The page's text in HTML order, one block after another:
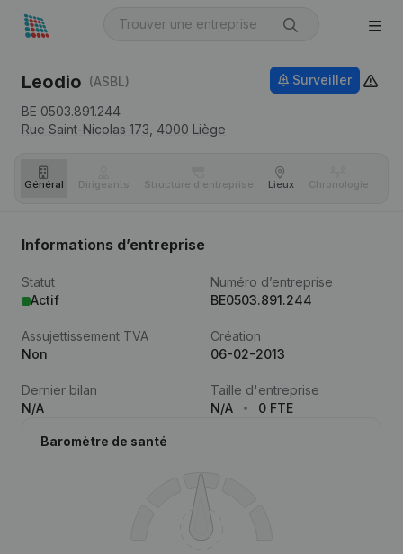
Leodio (ASBL)
BE 0503.891.244
Rue Saint-Nicolas 173, 4000 Liège
Surveiller
Général Dirigeants Structure d'entreprise Lieux Chronologie
Informations d’entreprise
Statut
Actif
Numéro d’entreprise
BE0503.891.244
Assujettissement TVA
Non
Création
06-02-2013
Dernier bilan
N/A
Taille d'entreprise
N/A
0 FTE
Baromètre de santé